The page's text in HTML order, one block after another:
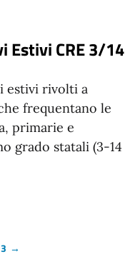
Estivi CRE 3/14
estivi rivolti a
frequentano le
primarie e
grado statali (3-14
→